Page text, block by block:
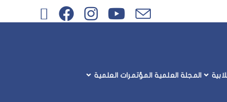
المجلة العلمية المؤتمرات العلمية